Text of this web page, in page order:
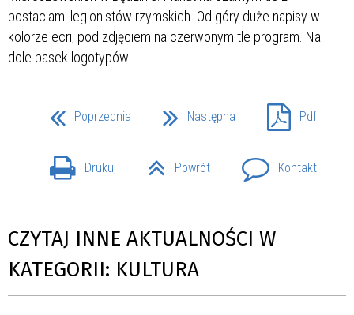
Poprzednia Następna Pdf
Drukuj Powrót Kontakt
CZYTAJ INNE AKTUALNOŚCI W
KATEGORII: KULTURA